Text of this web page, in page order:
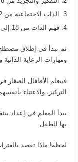
الذات الاجتماعية من 12 إلى 18 عام.
فهم الذات من 18 إلى 24 عام.
ثم تبدأ في إطلاق
ومهارات الرعاية
فيتعلم الأطفال الصغار
التركيز، والاعتناء
يبدأ المعلم في إعداد
بها الطفل.
لحظة! ماذا تقصد